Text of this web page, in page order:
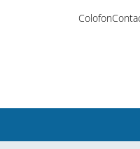
Colofon